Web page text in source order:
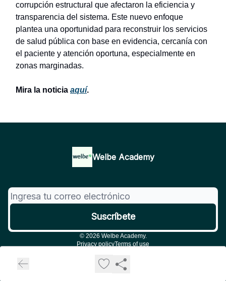
corrupción estructural que afectaron la eficiencia y
transparencia del sistema. Este nuevo enfoque
plantea una oportunidad para reconstruir los servicios
de salud pública con base en evidencia, cercanía con
el paciente y atención oportuna, especialmente en
zonas marginadas.
Mira la noticia aquí.
Welbe Academy
© 2026 Welbe Academy.
Privacy policyTerms of use
Powered by beehiiv